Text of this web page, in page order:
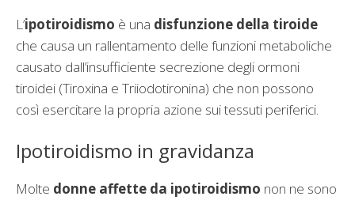
L’ipotiroidismo è una disfunzione della tiroide
che causa un rallentamento delle funzioni metaboliche
causato dall’insufficiente secrezione degli ormoni
tiroidei (Tiroxina e Triiodotironina) che non possono
così esercitare la propria azione sui tessuti periferici.
Ipotiroidismo in gravidanza
Molte donne affette da ipotiroidismo non ne sono